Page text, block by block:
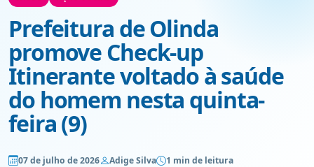
Prefeitura de Olinda
promove Check-up
Itinerante voltado à saúde
do homem nesta quinta-
feira (9)
07 de julho de 2026 Adige Silva
1 min de leitura